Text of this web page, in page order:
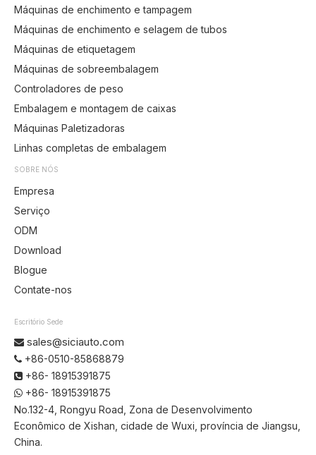
Máquinas de enchimento e tampagem
Máquinas de enchimento e selagem de tubos
Máquinas de etiquetagem
Máquinas de sobreembalagem
Controladores de peso
Embalagem e montagem de caixas
Máquinas Paletizadoras
Linhas completas de embalagem
SOBRE NÓS
Empresa
Serviço
ODM
Download
Blogue
Contate-nos
Escritório Sede
 sales@siciauto.com
 +86-0510-85868879
 +86- 18915391875
 +86- 18915391875
No.132-4, Rongyu Road, Zona de Desenvolvimento
Econômico de Xishan, cidade de Wuxi, província de Jiangsu,
China.